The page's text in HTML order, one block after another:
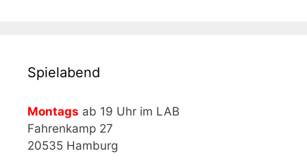
Spielabend
Montags ab 19 Uhr im LAB
Fahrenkamp 27
20535 Hamburg